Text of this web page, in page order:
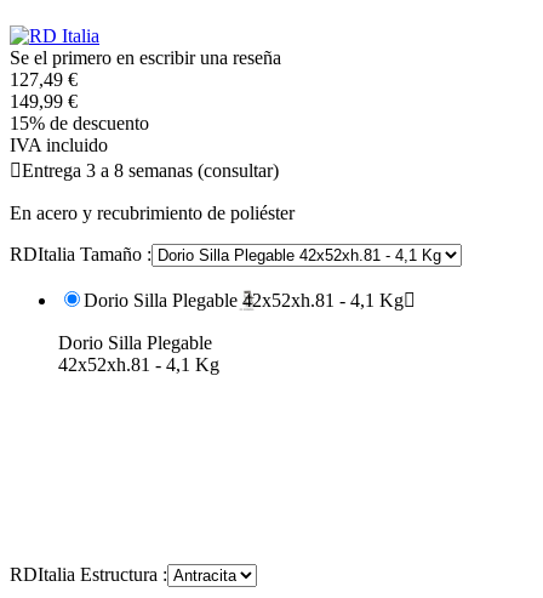
Se el primero en escribir una reseña
127,49 €
149,99 €
15% de descuento
IVA incluido
Entrega 3 a 8 semanas (consultar)
En acero y recubrimiento de poliéster
RDItalia Tamaño :
Dorio Silla Plegable 42x52xh.81 - 4,1 Kg
Dorio Silla Plegable
42x52xh.81 - 4,1 Kg
RDItalia Estructura :